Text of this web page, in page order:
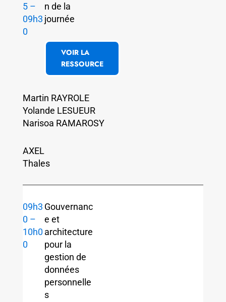
5 –
09h3
0
n de la
journée
VOIR LA
RESSOURCE
Martin RAYROLE
Yolande LESUEUR
Narisoa RAMAROSY
AXEL
Thales
09h3
0 –
10h0
0
Gouvernanc
e et
architecture
pour la
gestion de
données
personnelle
s